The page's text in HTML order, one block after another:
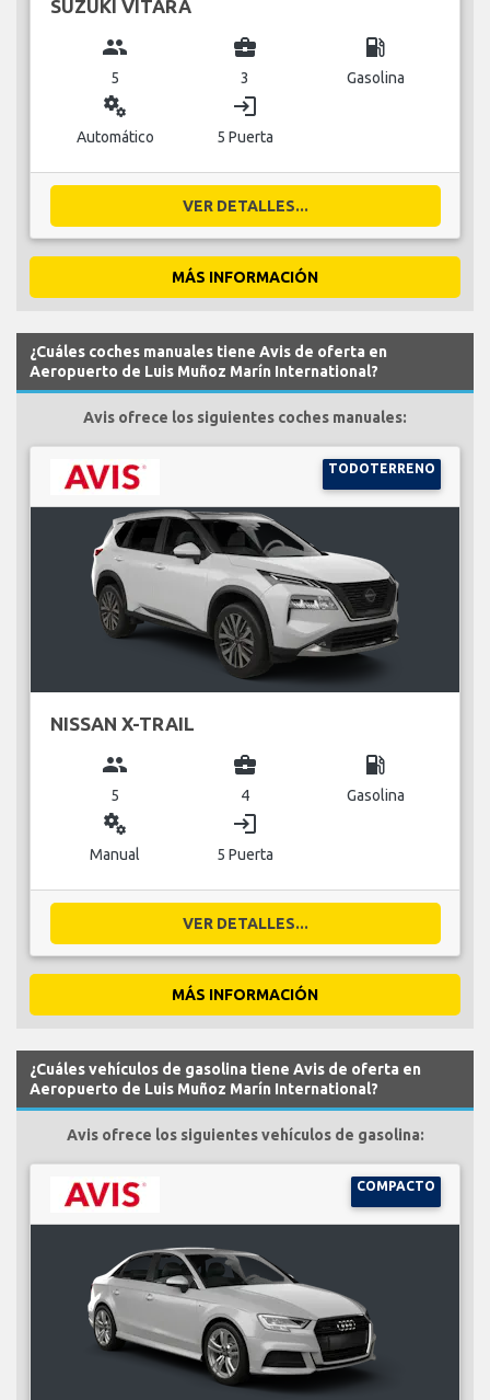
SUZUKI VITARA
group
5
business_center
3
local_gas_station
Gasolina
miscellaneous_services
Automático
login
5 Puerta
VER DETALLES...
MÁS INFORMACIÓN
¿Cuáles coches manuales tiene Avis de oferta en
Aeropuerto de Luis Muñoz Marín International?
Avis ofrece los siguientes coches manuales:
TODOTERRENO
NISSAN X-TRAIL
group
5
business_center
4
local_gas_station
Gasolina
miscellaneous_services
Manual
login
5 Puerta
VER DETALLES...
MÁS INFORMACIÓN
¿Cuáles vehículos de gasolina tiene Avis de oferta en
Aeropuerto de Luis Muñoz Marín International?
Avis ofrece los siguientes vehículos de gasolina:
COMPACTO